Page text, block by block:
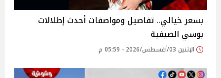
بسعر خيالي.. تفاصيل ومواصفات أحدث إطلالات
بوسي الصيفية
الإثنين 03/أغسطس/2026 - 05:59 م